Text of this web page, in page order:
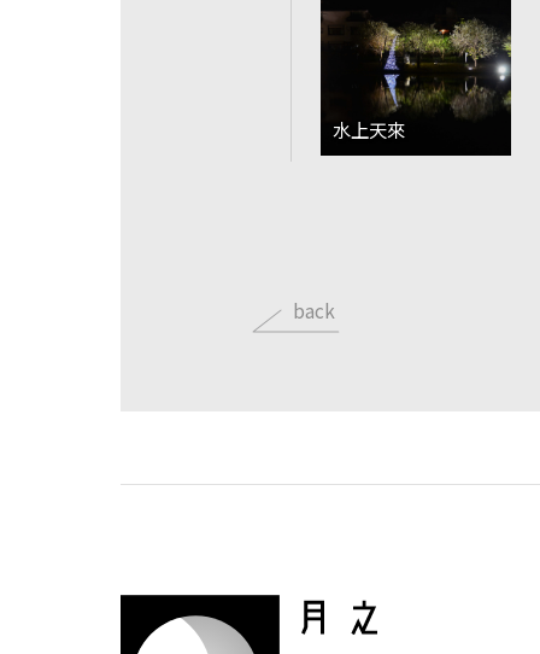
水上天來
back